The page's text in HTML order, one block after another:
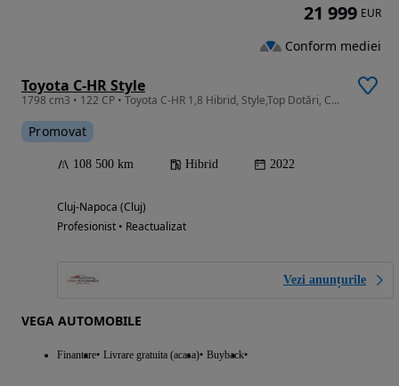
Toyota C-HR Style
1798 cm3 • 122 CP • Toyota C-HR 1,8 Hibrid, Style,Top Dotări, Consum3,8%,Garantie, TVA Ded
Promovat
108 500 km Hibrid 2022
Cluj-Napoca (Cluj)
Profesionist • Reactualizat
Vezi anunțurile
VEGA AUTOMOBILE
Finantare Livrare gratuita (acasa) Buyback
21 999 EUR
Conform mediei